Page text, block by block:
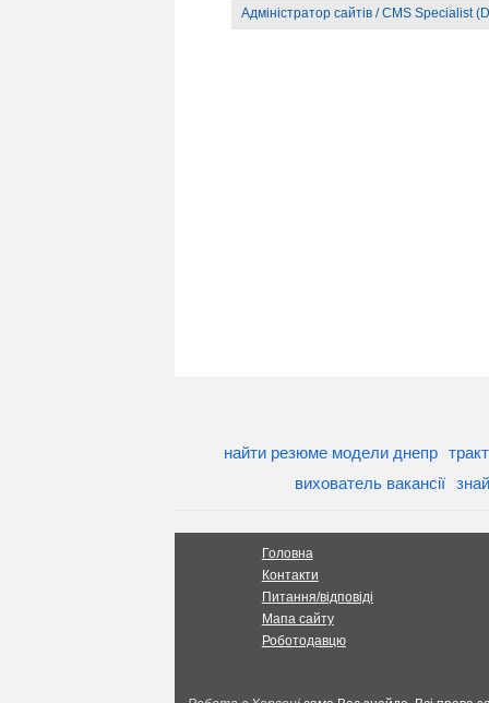
Адміністратор сайтів / CMS Specialist
найти резюме модели днепр
вихователь вакансії
Головна
Контакти
Питання/відповіді
Мапа сайту
Роботодавцю